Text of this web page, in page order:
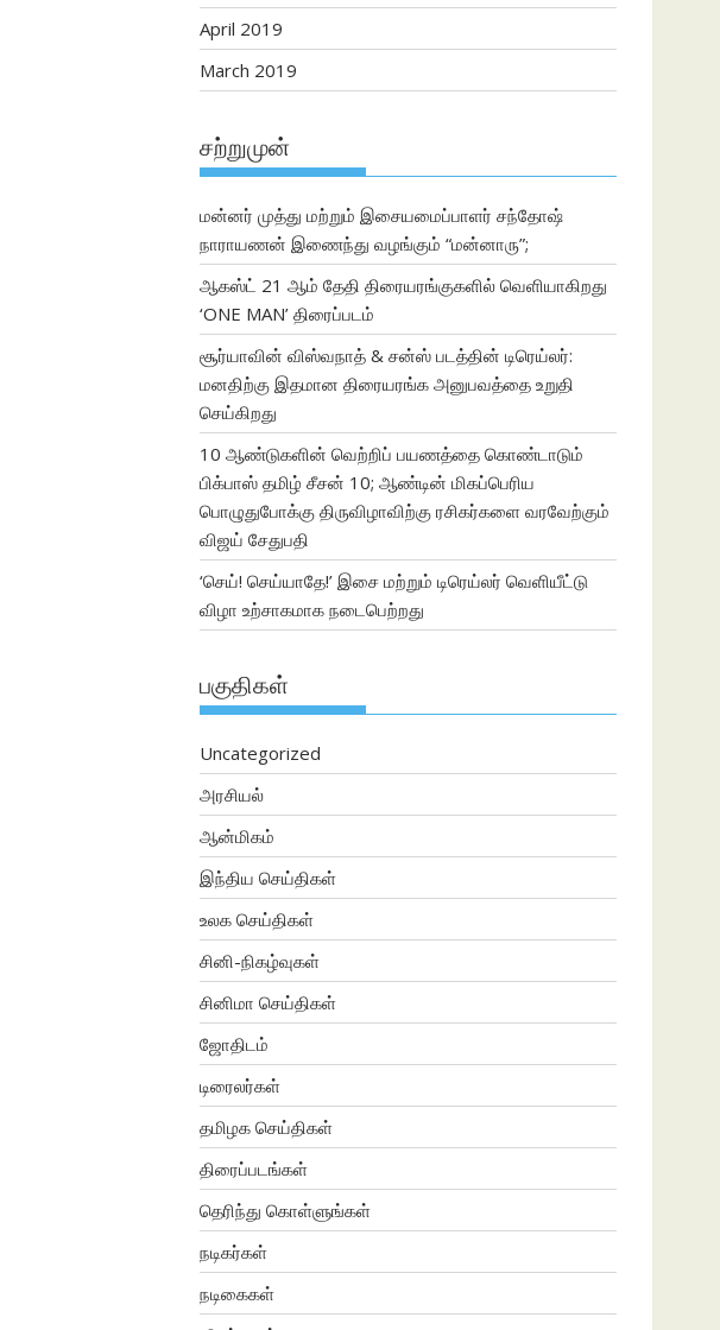
April 2019
March 2019
சற்றுமுன்
மன்னர் முத்து மற்றும் இசையமைப்பாளர் சந்தோஷ்
நாராயணன் இணைந்து வழங்கும் “மன்னாரு”;
ஆகஸ்ட் 21 ஆம் தேதி திரையரங்குகளில் வெளியாகிறது
‘ONE MAN’ திரைப்படம்
சூர்யாவின் விஸ்வநாத் & சன்ஸ் படத்தின் டிரெய்லர்:
மனதிற்கு இதமான திரையரங்க அனுபவத்தை உறுதி
செய்கிறது
10 ஆண்டுகளின் வெற்றிப் பயணத்தை கொண்டாடும்
பிக்பாஸ் தமிழ் சீசன் 10; ஆண்டின் மிகப்பெரிய
பொழுதுபோக்கு திருவிழாவிற்கு ரசிகர்களை வரவேற்கும்
விஜய் சேதுபதி
‘செய்! செய்யாதே!’ இசை மற்றும் டிரெய்லர் வெளியீட்டு
விழா உற்சாகமாக நடைபெற்றது
பகுதிகள்
Uncategorized
அரசியல்
ஆன்மிகம்
இந்திய செய்திகள்
உலக செய்திகள்
சினி-நிகழ்வுகள்
சினிமா செய்திகள்
ஜோதிடம்
டிரைலர்கள்
தமிழக செய்திகள்
திரைப்படங்கள்
தெரிந்து கொள்ளுங்கள்
நடிகர்கள்
நடிகைகள்